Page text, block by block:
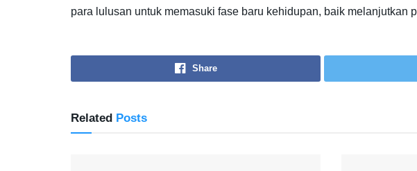
para lulusan untuk memasuki fase baru kehidupan, baik melanjutkan
Share
Related Posts